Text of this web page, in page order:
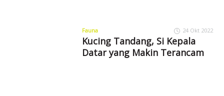
Fauna 24 Okt 2022
Kucing Tandang, Si Kepala
Datar yang Makin Terancam